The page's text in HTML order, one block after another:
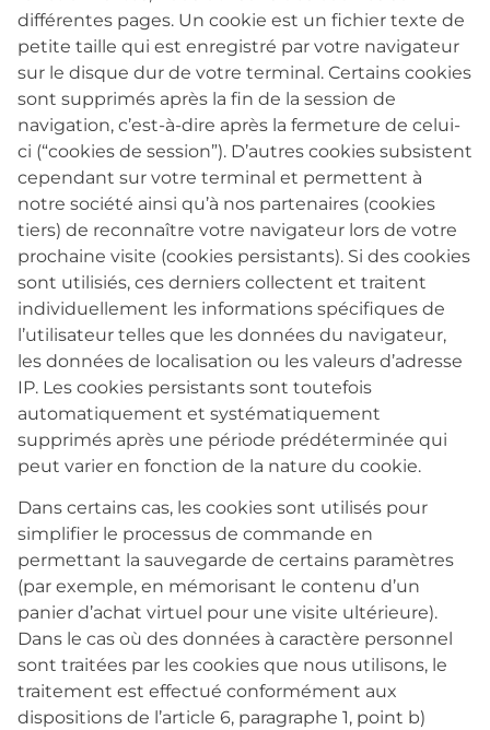
différentes pages. Un cookie est un fichier texte de
petite taille qui est enregistré par votre navigateur
sur le disque dur de votre terminal. Certains cookies
sont supprimés après la fin de la session de
navigation, c’est-à-dire après la fermeture de celui-
ci (“cookies de session”). D’autres cookies subsistent
cependant sur votre terminal et permettent à
notre société ainsi qu’à nos partenaires (cookies
tiers) de reconnaître votre navigateur lors de votre
prochaine visite (cookies persistants). Si des cookies
sont utilisiés, ces derniers collectent et traitent
individuellement les informations spécifiques de
l’utilisateur telles que les données du navigateur,
les données de localisation ou les valeurs d’adresse
IP. Les cookies persistants sont toutefois
automatiquement et systématiquement
supprimés après une période prédéterminée qui
peut varier en fonction de la nature du cookie.
Dans certains cas, les cookies sont utilisés pour
simplifier le processus de commande en
permettant la sauvegarde de certains paramètres
(par exemple, en mémorisant le contenu d’un
panier d’achat virtuel pour une visite ultérieure).
Dans le cas où des données à caractère personnel
sont traitées par les cookies que nous utilisons, le
traitement est effectué conformément aux
dispositions de l’article 6, paragraphe 1, point b)